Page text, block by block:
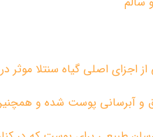
از اجزای اصلی گیاه سنتلا
و آبرسانی پوست شده و